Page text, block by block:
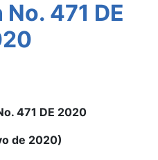
471 DE
471 DE 2020
de 2020)